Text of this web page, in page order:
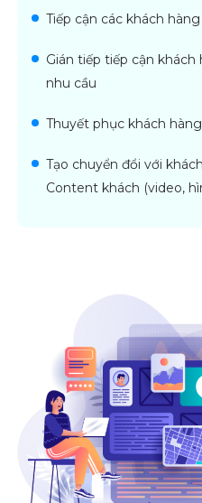
Tiếp cận các khách
Gián tiếp tiếp cận
nhu cầu
Thuyết phục khách
Tạo chuyển đổi với
Content khách (video,